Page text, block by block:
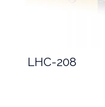
LHC-208